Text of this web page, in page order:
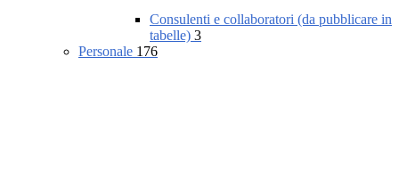
Consulenti e collaboratori (da pubblicare in
tabelle) 3
Personale 176